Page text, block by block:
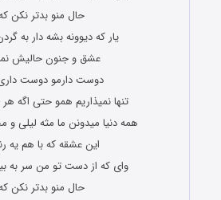
حال منو بدتر نکن
یار که دیوونه بشه دار به
عشق و جنون حالیش
دوست دارمو دوست
تنها نمیذاریم همو حتی اگه هر
همه دنیا میدونن ما مثه لیلی و
این عشقه که با هم یه
وای که از دست تو من سر به
حال منو بدتر نکن